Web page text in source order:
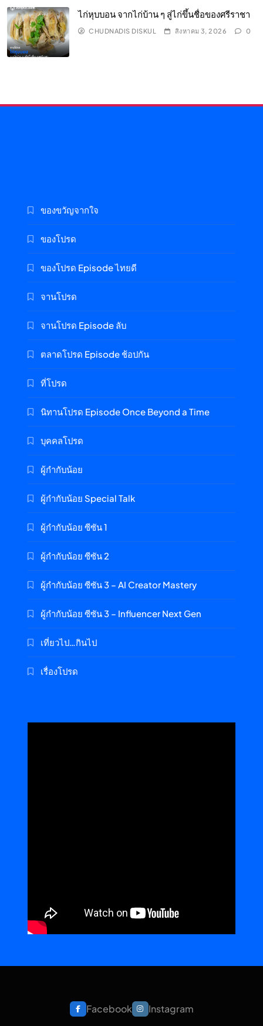
ไก่หุบบอน จากไก่บ้าน ๆ สู่ไก่ขึ้นชื่อของศรีราชา
CHUDNADIS DISKUL สิงหาคม 3, 2026 0
ของขวัญจากใจ
ของโปรด
ของโปรด Episode ไทยดี
จานโปรด
จานโปรด Episode ลับ
ตลาดโปรด Episode ช้อปกัน
ที่โปรด
นิทานโปรด Episode Once Beyond a Time
บุคคลโปรด
ผู้กำกับน้อย
ผู้กำกับน้อย Special Talk
ผู้กำกับน้อย ซีซัน 1
ผู้กำกับน้อย ซีซัน 2
ผู้กำกับน้อย ซีซัน 3 – AI Creator Mastery
ผู้กำกับน้อย ซีซัน 3 – Influencer Next Gen
เที่ยวไป…กินไป
เรื่องโปรด
Facebook Instagram